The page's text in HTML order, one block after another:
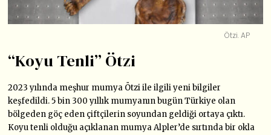
Ötzi. AP
“Koyu Tenli” Ötzi
2023 yılında meşhur mumya Ötzi ile ilgili yeni bilgiler
keşfedildi. 5 bin 300 yıllık mumyanın bugün Türkiye olan
bölgeden göç eden çiftçilerin soyundan geldiği ortaya çıktı.
Koyu tenli olduğu açıklanan mumya Alpler’de sırtında bir okla